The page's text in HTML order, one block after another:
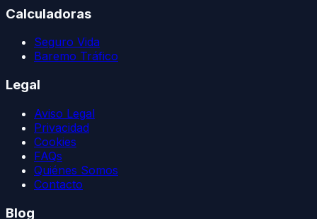
Calculadoras
Seguro Vida
Baremo Tráfico
Legal
Aviso Legal
Privacidad
Cookies
FAQs
Quiénes Somos
Contacto
Blog